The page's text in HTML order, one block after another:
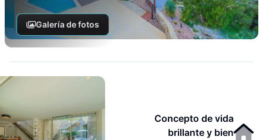
Galería de fotos
Concepto de vida
brillante y bien